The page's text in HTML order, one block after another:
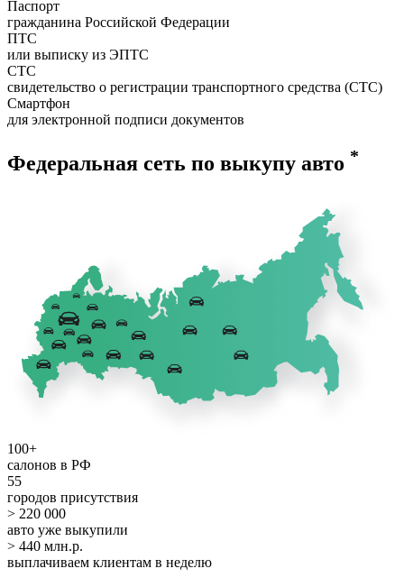
Паспорт
гражданина Российской Федерации
ПТС
или выписку из ЭПТС
СТС
свидетельство о регистрации транспортного средства (СТС)
Смартфон
для электронной подписи документов
Федеральная сеть по выкупу авто *
100+
салонов в РФ
55
городов присутствия
> 220 000
авто уже выкупили
> 440 млн.р.
выплачиваем клиентам в неделю